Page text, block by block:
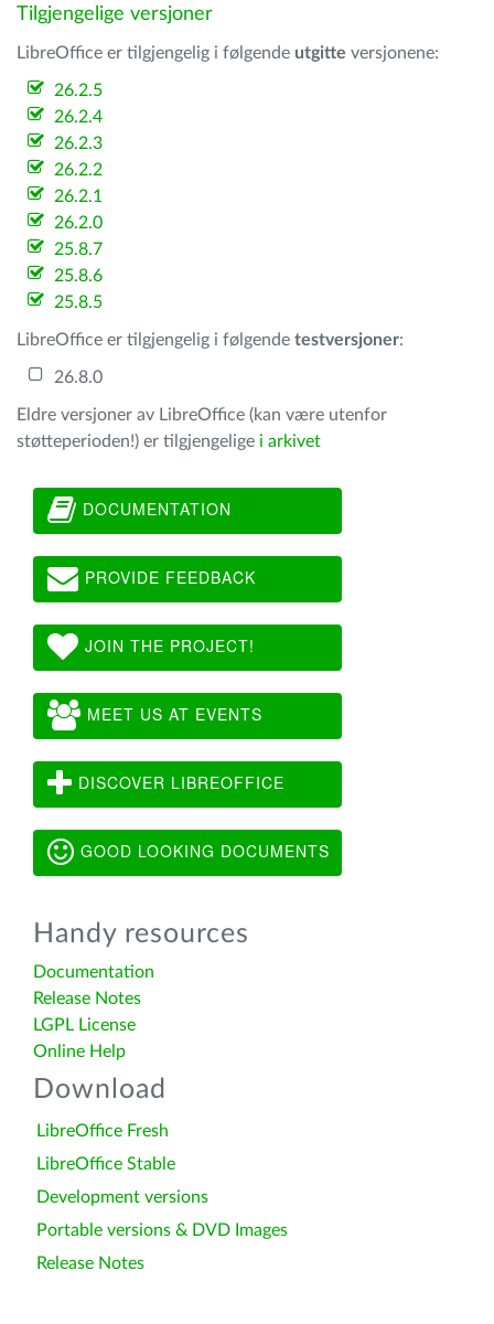
Tilgjengelige versjoner
LibreOffice er tilgjengelig i følgende utgitte versjonene:
26.2.5
26.2.4
26.2.3
26.2.2
26.2.1
26.2.0
25.8.7
25.8.6
25.8.5
LibreOffice er tilgjengelig i følgende testversjoner:
26.8.0
Eldre versjoner av LibreOffice (kan være utenfor
støtteperioden!) er tilgjengelige i arkivet
DOCUMENTATION
PROVIDE FEEDBACK
JOIN THE PROJECT!
MEET US AT EVENTS
DISCOVER LIBREOFFICE
GOOD LOOKING DOCUMENTS
Handy resources
Documentation
Release Notes
LGPL License
Online Help
Download
LibreOffice Fresh
LibreOffice Stable
Development versions
Portable versions & DVD Images
Release Notes